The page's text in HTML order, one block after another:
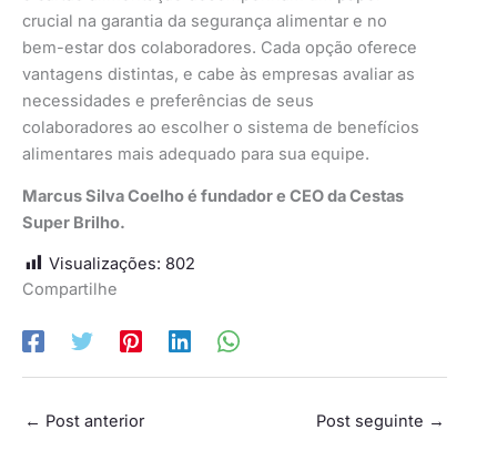
crucial na garantia da segurança alimentar e no
bem-estar dos colaboradores. Cada opção oferece
vantagens distintas, e cabe às empresas avaliar as
necessidades e preferências de seus
colaboradores ao escolher o sistema de benefícios
alimentares mais adequado para sua equipe.
Marcus Silva Coelho é fundador e CEO da Cestas
Super Brilho.
Visualizações: 802
Compartilhe
← Post anterior Post seguinte →